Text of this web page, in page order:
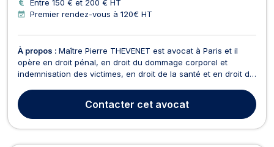
Entre 150 € et 200 € HT
Premier rendez-vous à 120€ HT
À propos : Maître Pierre THEVENET est avocat à Paris et il
opère en droit pénal, en droit du dommage corporel et
indemnisation des victimes, en droit de la santé et en droit de
des attentats du 13 novembre 2015), Maître Pierre THEVENET
est formé au recueil de la parole de...
Contacter cet avocat